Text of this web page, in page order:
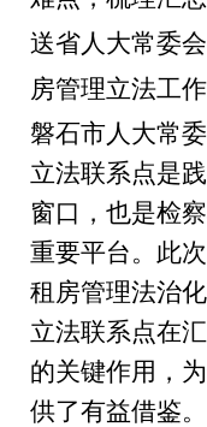
送省人大常委
房管理立法工
磐石市人大常
立法联系点是
窗口，也是检
重要平台。此
租房管理法治
立法联系点在
的关键作用，
供了有益借鉴。